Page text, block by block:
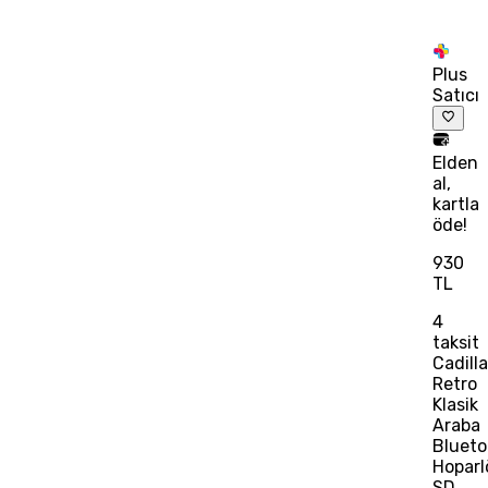
Plus
Satıcı
Elden
al,
kartla
öde!
930
TL
4
taksit
Retro
Klasik
Araba